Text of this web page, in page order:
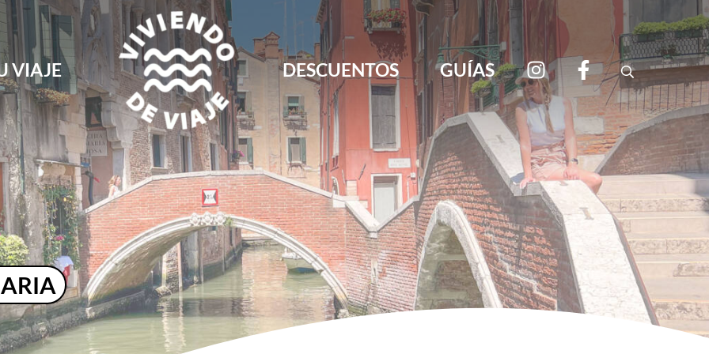
VIAJE
Viviendo de Viaje
Blog de viajes, rutas, guías y consejos para viajar por libre
DESCUENTOS GUÍAS Search